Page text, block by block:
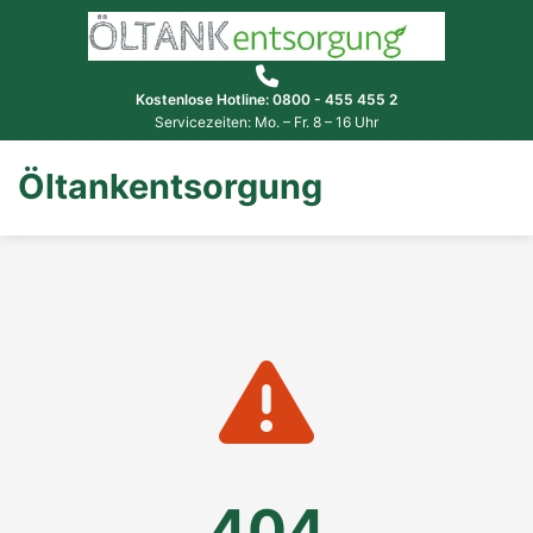
Kostenlose Hotline: 0800 - 455 455 2
Servicezeiten: Mo. – Fr. 8 – 16 Uhr
Öltankentsorgung